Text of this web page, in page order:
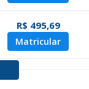
R$ 495,69
Matricular